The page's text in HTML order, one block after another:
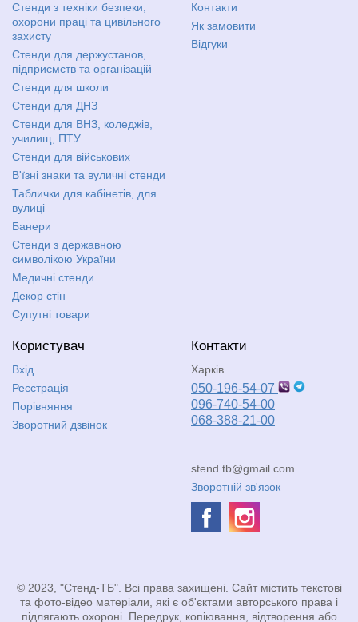
Стенди з техніки безпеки,
охорони праці та цивільного
захисту
Стенди для держустанов,
підприємств та організацій
Стенди для школи
Стенди для ДНЗ
Стенди для ВНЗ, коледжів,
училищ, ПТУ
Стенди для військових
В'їзні знаки та вуличні стенди
Таблички для кабінетів, для
вулиці
Банери
Стенди з державною
символікою України
Медичні стенди
Декор стін
Супутні товари
Контакти
Як замовити
Відгуки
Користувач
Вхід
Реєстрація
Порівняння
Зворотний дзвінок
Контакти
Харків
050-196-54-07
096-740-54-00
068-388-21-00
stend.tb@gmail.com
Зворотній зв'язок
© 2023, "Стенд-ТБ". Всі права захищені. Сайт містить текстові
та фото-відео матеріали, які є об'єктами авторського права і
підлягають охороні. Передрук, копіювання, відтворення або